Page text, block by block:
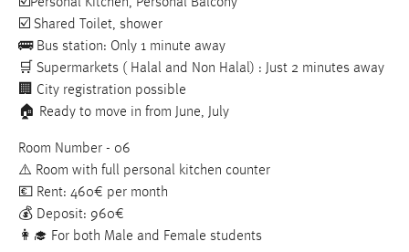
☑️Personal Kitchen, Personal Balcony
☑️ Shared Toilet, shower
🚌 Bus station: Only 1 minute away
🛒 Supermarkets ( Halal and Non Halal) : Just 2 minutes away
🏢 City registration possible
🏠 Ready to move in from June, July
Room Number - 06
⚠️ Room with full personal kitchen counter
💶 Rent: 460€ per month
💰 Deposit: 960€
👩‍🎓 For both Male and Female students
Zweck:
Dieser Cookie ist notwendig um sich an der Website
einloggen zu können.
Cookie Laufzeit:
24 Stunden
STATISTIK
Statistik Cookies erfassen Informationen anonym.
Diese Informationen helfen uns zu verstehen, wie
unsere Besucher unsere Website nutzen.